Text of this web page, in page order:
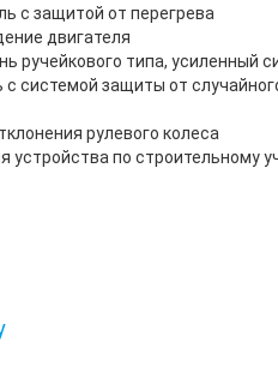
с защитой от перегрева
двигателя
ручейкового типа, усиленный
системой защиты от
рулевого колеса
по строительному